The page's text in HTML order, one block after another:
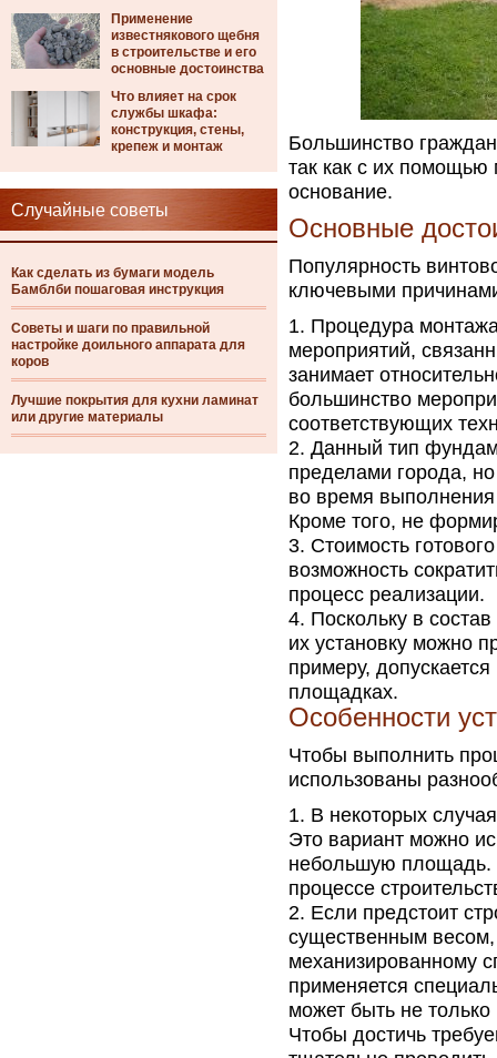
Применение
известнякового щебня
в строительстве и его
основные достоинства
Что влияет на срок
службы шкафа:
конструкция, стены,
крепеж и монтаж
Случайные советы
Как сделать из бумаги модель
Бамблби пошаговая инструкция
Советы и шаги по правильной
настройке доильного аппарата для
коров
Лучшие покрытия для кухни ламинат
или другие материалы
Большинство
так как с их
основание.
Основные
Популярность
ключевыми
Процедура
мероприятий,
занимает
большинство
соответствующих
Данный тип
пределами города,
во время
Кроме того, не
Стоимость
возможность
процесс реализации.
Поскольку в
их установку можно
примеру,
площадках.
Особенности
Чтобы выполнить
использованы
В некоторых
Это вариант можно
небольшую площадь.
процессе
Если предстоит
существенным весом,
механизированному
применяется
может быть не
Чтобы достичь